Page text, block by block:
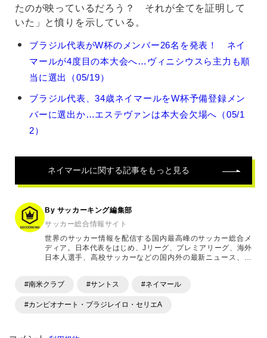
たのが映っているだろう？ それが全てを証明して
いた」と憤りを示している。
ネ
の
ブラジル代表がW杯のメンバー26名を発表！ ネイ
マールが4度目の本大会へ…ヴィニシウスら主力も順
当に選出（05/19）
ブラジル代表、34歳ネイマールをW杯予備登録メン
バーに選出か…エステヴァンは本大会欠場へ（05/1
2）
ネイマールに関する記事をもっと見る
By サッカーキング編集部
サッカー総合情報サイト
世界のサッカー情報を配信する国内最高峰のサッカー総合メ
ディア。日本代表をはじめ、Jリーグ、プレミアリーグ、海外
日本人選手、高校サッカーなどの国内外の最新ニュース、コ
ます。「X」「Instagram」「YouTube」「TikTok」など、
#南米クラブ #サントス #ネイマール
#カンピオナート・ブラジレイロ・セリエA